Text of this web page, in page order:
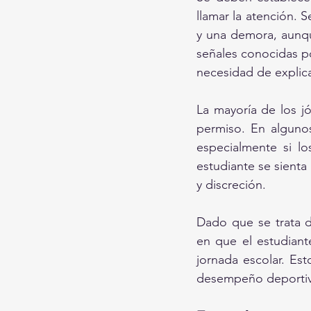
llamar la atención.
y una demora,
señales conocidas
necesidad de
La mayoría de los
permiso. En
especialmente si
estudiante se
y discreción.
Dado que se trata
en que el
jornada escolar.
desempeño